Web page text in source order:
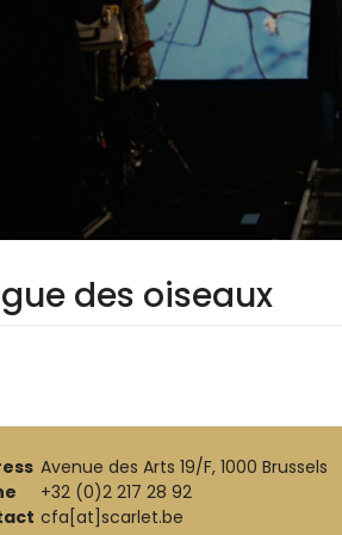
des oiseaux
Avenue des Arts 19/F, 1000 Brussels
+32 (0)2 217 28 92
cfa[at]scarlet.be